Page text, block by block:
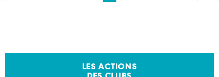
LES ACTIONS